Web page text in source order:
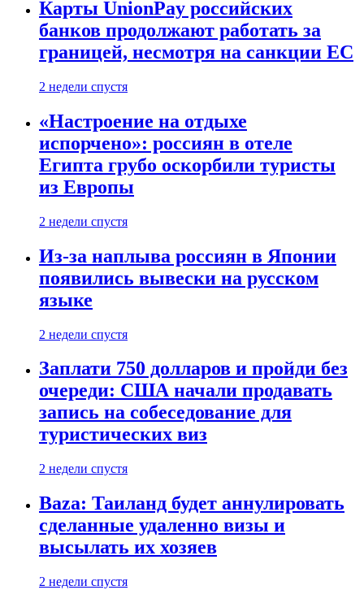
Карты UnionPay российских
банков продолжают работать за
границей, несмотря на санкции ЕС
2 недели спустя
«Настроение на отдыхе
испорчено»: россиян в отеле
Египта грубо оскорбили туристы
из Европы
2 недели спустя
Из-за наплыва россиян в Японии
появились вывески на русском
языке
2 недели спустя
Заплати 750 долларов и пройди без
очереди: США начали продавать
запись на собеседование для
туристических виз
2 недели спустя
Baza: Таиланд будет аннулировать
сделанные удаленно визы и
высылать их хозяев
2 недели спустя